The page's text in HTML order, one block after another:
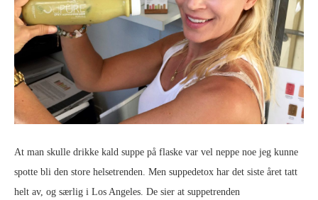
At man skulle drikke kald suppe på flaske var vel neppe noe jeg kunne
spotte bli den store helsetrenden. Men suppedetox har det siste året tatt
helt av, og særlig i Los Angeles. De sier at suppetrenden